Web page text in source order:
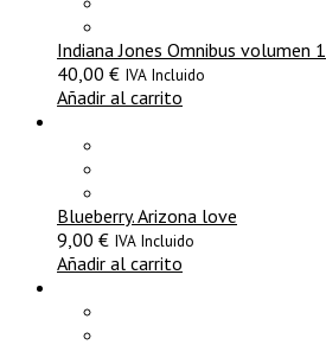
Indiana Jones Omnibus volumen 1
40,00 € IVA Incluido
Añadir al carrito
Blueberry. Arizona love
9,00 € IVA Incluido
Añadir al carrito